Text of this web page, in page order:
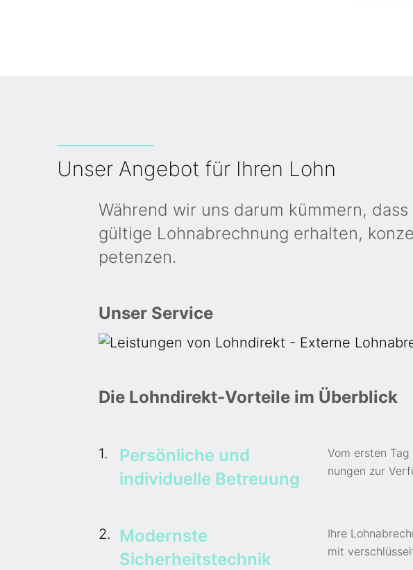
Unser Angebot für Ihren Lohn
Während wir uns darum kümmern,
gültige Lohn­ab­rech­nung er­halten,
petenzen.
Unser Service
Die Lohndirekt-Vorteile im Überblick
1.
Persönliche und
individuelle Betreuung
Vom ersten
nungen zur
2.
Modernste
Sicherheitstechnik
Ihre
mit